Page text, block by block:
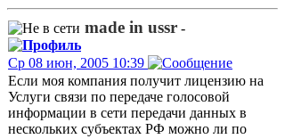
made in ussr -
Ср 08 июн, 2005 10:39
Если моя компания получит лицензию на
Услуги связи по передаче голосовой
информации в сети передачи данных в
нескольких субъектах РФ можно ли по